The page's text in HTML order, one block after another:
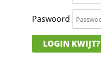
Paswoord
LOGIN KWIJT?